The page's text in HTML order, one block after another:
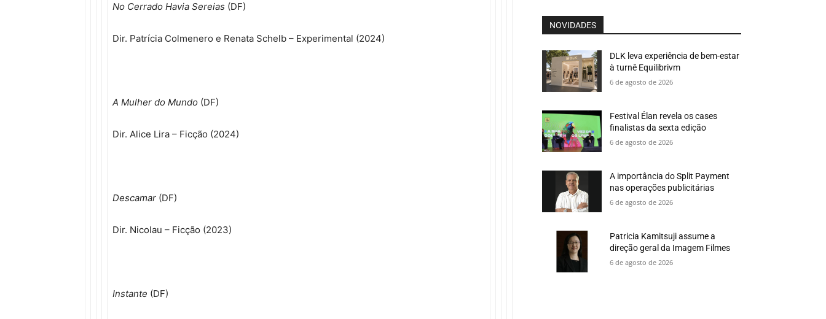
No Cerrado Havia Sereias (DF)
Dir. Patrícia Colmenero e Renata Schelb – Experimental (2024)
A Mulher do Mundo (DF)
Dir. Alice Lira – Ficção (2024)
Descamar (DF)
Dir. Nicolau – Ficção (2023)
Instante (DF)
NOVIDADES
DLK leva experiência de bem-estar
à turnê Equilibrivm
6 de agosto de 2026
Festival Élan revela os cases
finalistas da sexta edição
6 de agosto de 2026
A importância do Split Payment
nas operações publicitárias
6 de agosto de 2026
Patricia Kamitsuji assume a
direção geral da Imagem Filmes
6 de agosto de 2026